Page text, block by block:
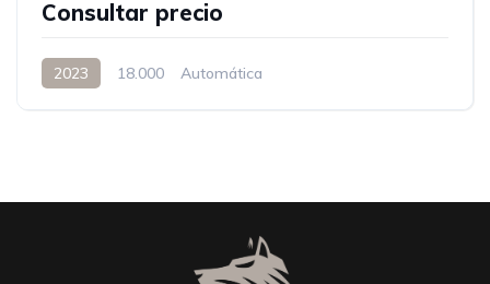
Consultar precio
2023 18.000 Automática